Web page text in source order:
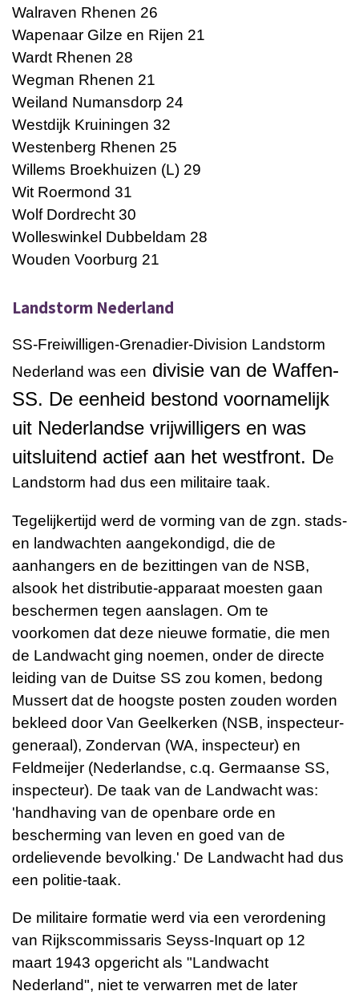
Walraven Rhenen 26
Wapenaar Gilze en Rijen 21
Wardt Rhenen 28
Wegman Rhenen 21
Weiland Numansdorp 24
Westdijk Kruiningen 32
Westenberg Rhenen 25
Willems Broekhuizen (L) 29
Wit Roermond 31
Wolf Dordrecht 30
Wolleswinkel Dubbeldam 28
Wouden Voorburg 21
Landstorm Nederland
SS-Freiwilligen-Grenadier-Division Landstorm
Nederland was een divisie van de Waffen-
SS. De eenheid bestond voornamelijk
uit Nederlandse vrijwilligers en was
uitsluitend actief aan het westfront. De
Landstorm had dus een militaire taak.
Tegelijkertijd werd de vorming van de zgn. stads-
en landwachten aangekondigd, die de
aanhangers en de bezittingen van de NSB,
alsook het distributie-apparaat moesten gaan
beschermen tegen aanslagen. Om te
voorkomen dat deze nieuwe formatie, die men
de Landwacht ging noemen, onder de directe
leiding van de Duitse SS zou komen, bedong
Mussert dat de hoogste posten zouden worden
bekleed door Van Geelkerken (NSB, inspecteur-
generaal), Zondervan (WA, inspecteur) en
Feldmeijer (Nederlandse, c.q. Germaanse SS,
inspecteur). De taak van de Landwacht was:
'handhaving van de openbare orde en
bescherming van leven en goed van de
ordelievende bevolking.' De Landwacht had dus
een politie-taak.
De militaire formatie werd via een verordening
van Rijkscommissaris Seyss-Inquart op 12
maart 1943 opgericht als "Landwacht
Nederland", niet te verwarren met de later